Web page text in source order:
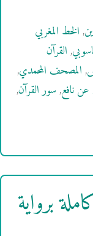
,الخط المغربي
,القرآن
,المصحف المحمدي,
نافع,سور القرآن,
برواية